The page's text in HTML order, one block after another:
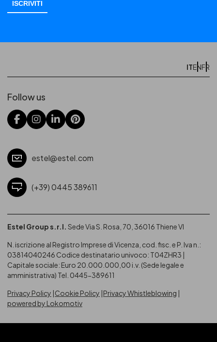
ITENFR
Follow us
estel@estel.com
(+39) 0445 389611
Estel Group s.r.l. Sede Via S. Rosa, 70, 36016 Thiene VI
N. iscrizione al Registro Imprese di Vicenza, cod. fisc. e P. Iva n.:
03814040246 Codice destinatario univoco: T04ZHR3 |
Capitale sociale: Euro 20.000.000,00 i.v. (Sede legale e
amministrativa) Tel. 0445-389611
Privacy Policy Cookie Policy Privacy Whistleblowing
powered by Lokomotiv